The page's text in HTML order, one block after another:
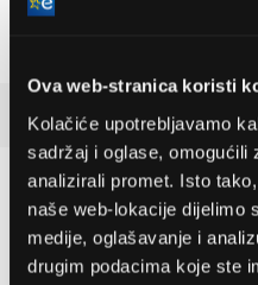
Ova web-stranica koristi
Kolačiće upotrebljavamo
sadržaj i oglase, omogućili
analizirali promet. Isto
naše web-lokacije dijelimo
medije, oglašavanje i
drugim podacima koje ste
(06008A7800)
535,79 EUR
Recenzije kupaca(3)
3